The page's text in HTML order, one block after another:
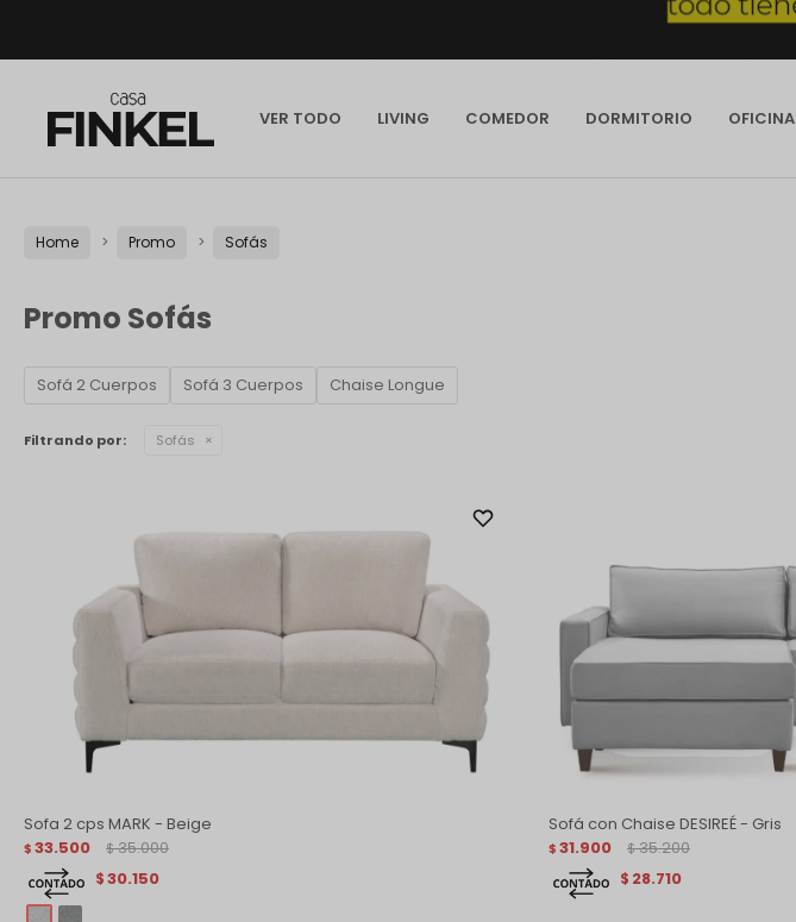
VER TODO LIVING COMEDOR DORMITORIO OFICINA
Home Promo Sofás
Promo Sofás
Sofá 2 Cuerpos Sofá 3 Cuerpos Chaise Longue
Filtrando por: Sofás
Sofa 2 cps MARK - Beige
$ 33.500 $ 35.000
$30.150
Sofá con Chaise DESIREÉ - Gris
$ 31.900 $ 35.200
$ 28.710